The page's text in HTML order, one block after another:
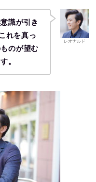
レオナルド
識が引き
れを真っ
のが望む
。